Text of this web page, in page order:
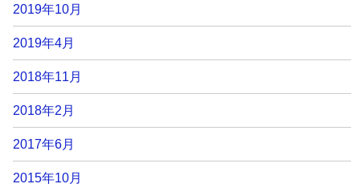
2019年10月
2019年4月
2018年11月
2018年2月
2017年6月
2015年10月